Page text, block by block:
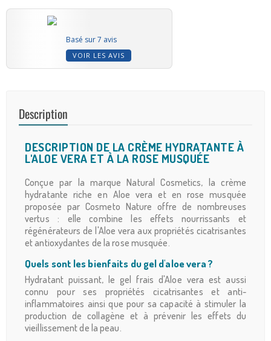
Basé sur 7 avis
VOIR LES AVIS
Description
DESCRIPTION DE LA CRÈME HYDRATANTE À
L'ALOE VERA ET À LA ROSE MUSQUÉE
Conçue par la marque Natural Cosmetics, la crème
hydratante riche en Aloe vera et en rose musquée
proposée par Cosmeto Nature offre de nombreuses
vertus : elle combine les effets nourrissants et
régénérateurs de l'Aloe vera aux propriétés cicatrisantes
et antioxydantes de la rose musquée.
Quels sont les bienfaits du gel d'aloe vera ?
Hydratant puissant, le gel frais d'Aloe vera est aussi
connu pour ses propriétés cicatrisantes et anti-
inflammatoires ainsi que pour sa capacité à stimuler la
production de collagène et à prévenir les effets du
vieillissement de la peau.